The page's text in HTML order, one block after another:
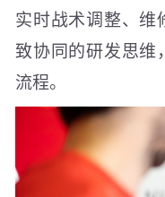
实时战术调整、维
致协同的研发思维
流程。